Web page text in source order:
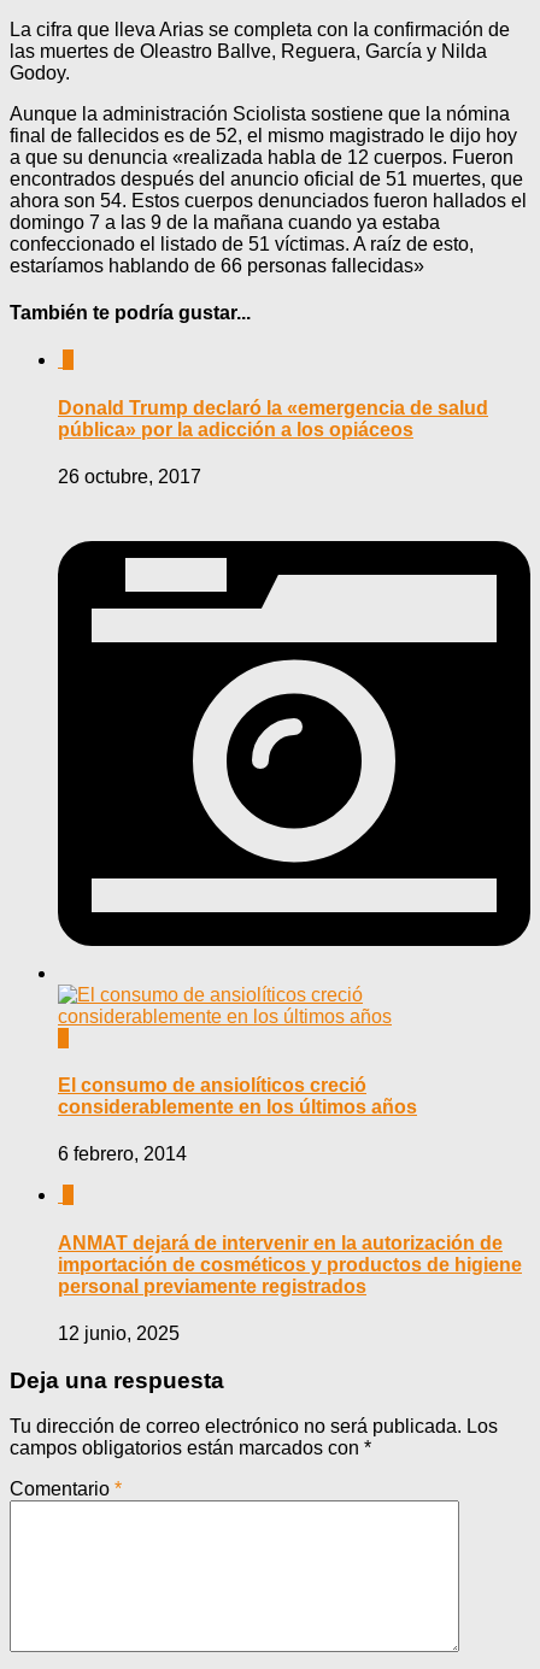
La cifra que lleva Arias se completa con la confirmación de
las muertes de Oleastro Ballve, Reguera, García y Nilda
Godoy.
Aunque la administración Sciolista sostiene que la nómina
final de fallecidos es de 52, el mismo magistrado le dijo hoy
a que su denuncia «realizada habla de 12 cuerpos. Fueron
encontrados después del anuncio oficial de 51 muertes, que
ahora son 54. Estos cuerpos denunciados fueron hallados el
domingo 7 a las 9 de la mañana cuando ya estaba
confeccionado el listado de 51 víctimas. A raíz de esto,
estaríamos hablando de 66 personas fallecidas»
También te podría gustar...
Donald Trump declaró la «emergencia de salud
pública» por la adicción a los opiáceos
26 octubre, 2017
El consumo de ansiolíticos creció
considerablemente en los últimos años
6 febrero, 2014
ANMAT dejará de intervenir en la autorización de
importación de cosméticos y productos de higiene
personal previamente registrados
12 junio, 2025
Deja una respuesta
Tu dirección de correo electrónico no será publicada. Los
campos obligatorios están marcados con *
Comentario *